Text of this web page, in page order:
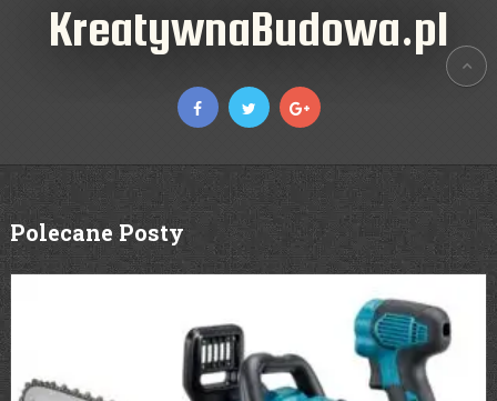
KreatywnaBudowa.pl
Polecane Posty